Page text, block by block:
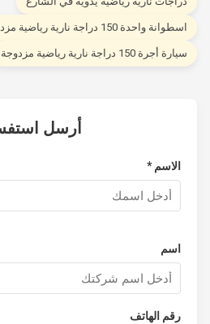
واحدة 150 دراجة نارية رياضية مزدوجة
أجرة 150 دراجة نارية رياضية مزدوجة
أرسل استفسارًا
الاسم *
رقم الهاتف